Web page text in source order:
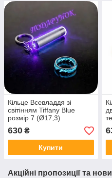
Кільце Всевладдя зі
світінням Tiffany Blue
розмір 7 (Ø17,3)
630 ₴
Купити
Акційні пропозиції та